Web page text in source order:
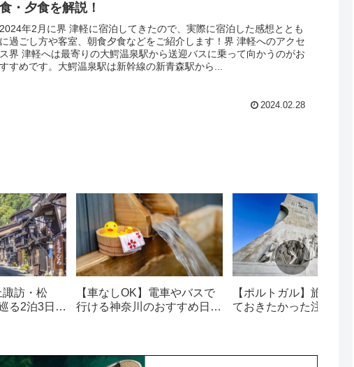
食・夕食を解説！
2024年2月に界 津軽に宿泊してきたので、実際に宿泊した感想ととも
に過ごし方や客室、朝食夕食などをご紹介します！界 津軽へのアクセ
ス界 津軽へは最寄りの大鰐温泉駅から送迎バスに乗って向かうのがお
すすめです。大鰐温泉駅は新幹線の新青森駅から...
2024.02.28
諏訪・松
る2泊3日観
【車なしOK】電車やバスで
行ける神奈川のおすすめ日帰
【ポルトガル】旅行前に
ておきたかった注意点8